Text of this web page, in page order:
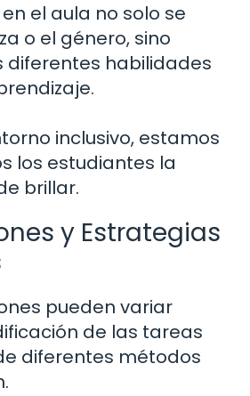
el aula no solo se
o el género, sino
diferentes habilidades
inclusivo, estamos
los estudiantes la
brillar.
y Estrategias
pueden variar
de las tareas
diferentes métodos